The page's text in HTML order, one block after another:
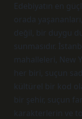
Edebiyatın en
orada
değil, bir duygu
sunmasıdır.
mahalleleri, New
her biri, suçun
kültürel bir kod
bir şehir, suçun
karakterlerin ve